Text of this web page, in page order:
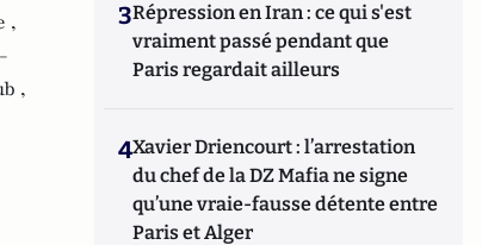
,
,
3Répression en Iran : ce qui s'est
vraiment passé pendant que
Paris regardait ailleurs
4Xavier Driencourt : l’arrestation
du chef de la DZ Mafia ne signe
qu’une vraie-fausse détente entre
Paris et Alger